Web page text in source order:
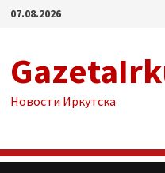
Перейти
07.08.2026
Новости Иркутска